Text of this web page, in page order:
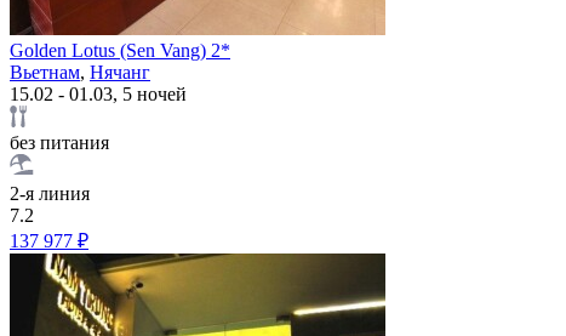
Golden Lotus (Sen Vang) 2*
Вьетнам, Нячанг
15.02 - 01.03, 5 ночей
без питания
2-я линия
7.2
137 977 ₽